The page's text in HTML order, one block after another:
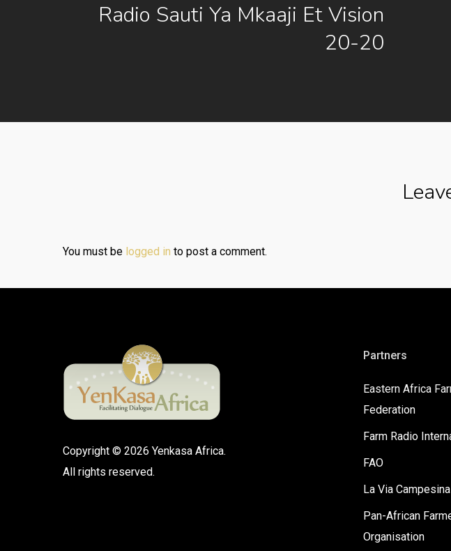
Radio Sauti Ya Mkaaji Et Vision
20-20
You must be logged in to post a comment.
Copyright © 2026 Yenkasa Africa.
All rights reserved.
Partners
Eastern Africa
Federation
Farm Radio
FAO
La Via Campesina
Pan-African
Organisation